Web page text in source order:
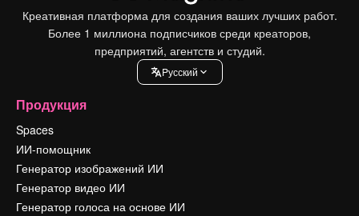
Креативная платформа для создания ваших лучших работ.
Более 1 миллиона подписчиков среди креаторов,
предприятий, агентств и студий.
Pусский
Продукция
Spaces
ИИ-помощник
Генератор изображений ИИ
Генератор видео ИИ
Генератор голоса на основе ИИ